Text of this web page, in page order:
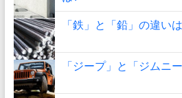
「鉄」と「鉛」の違い
「ジープ」と「ジムニ